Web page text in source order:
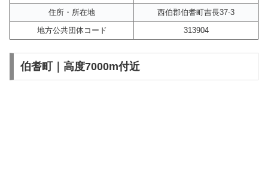
住所・所在地
西伯郡伯耆町吉長37-3
地方公共団体コード
313904
伯耆町｜高度7000m付近